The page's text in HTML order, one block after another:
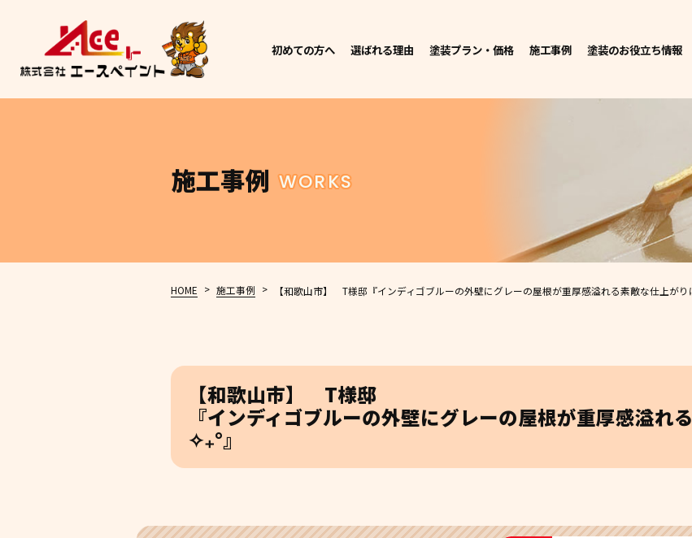
初めての方へ 選ばれる理由 塗装プラン・価格 施工事例 塗装のお役立ち情報
施工事例 WORKS
HOME > 施工事例 > 【和歌山市】 T様邸 『インディゴブルーの外壁にグレーの屋根が重厚感溢れる素敵な仕上がり
【和歌山市】 T様邸
『インディゴブルーの外壁にグレーの屋根が重厚感溢
✧₊°』